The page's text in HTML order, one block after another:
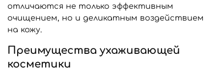
отличаются не только эффективным
очищением, но и деликатным воздействием
на кожу.
Преимущества ухаживающей
косметики